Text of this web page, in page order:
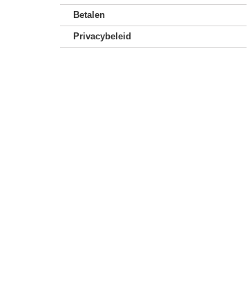
Betalen
Privacybeleid